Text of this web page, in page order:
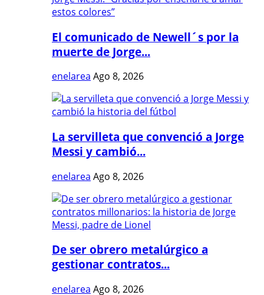
El comunicado de Newell´s por la
muerte de Jorge...
enelarea Ago 8, 2026
La servilleta que convenció a Jorge
Messi y cambió...
enelarea Ago 8, 2026
De ser obrero metalúrgico a
gestionar contratos...
enelarea Ago 8, 2026